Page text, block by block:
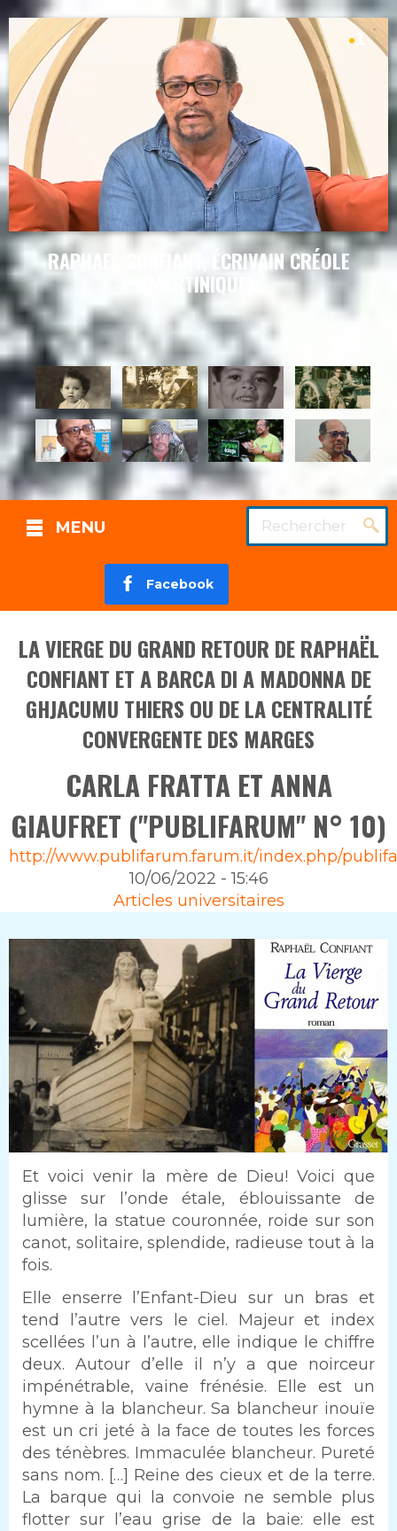
RAPHAEL CONFIANT, ÉCRIVAIN CRÉOLE
(MARTINIQUE)
MENU Rechercher
Facebook
LA VIERGE DU GRAND RETOUR DE RAPHAËL
CONFIANT ET A BARCA DI A MADONNA DE
GHJACUMU THIERS OU DE LA CENTRALITÉ
CONVERGENTE DES MARGES
CARLA FRATTA ET ANNA
GIAUFRET ("PUBLIFARUM" N° 10)
Source
http://www.publifarum.farum.it/index.php/
10/06/2022 - 15:46
Articles universitaires
Intro
Et voici venir la mère de Dieu! Voici que
glisse sur l’onde étale, éblouissante de
lumière, la statue couronnée, roide sur son
canot, solitaire, splendide, radieuse tout à la
fois.
Texte
Elle enserre l’Enfant-Dieu sur un bras et
tend l’autre vers le ciel. Majeur et index
scellées l’un à l’autre, elle indique le chiffre
deux. Autour d’elle il n’y a que noirceur
impénétrable, vaine frénésie. Elle est un
hymne à la blancheur. Sa blancheur inouïe
est un cri jeté à la face de toutes les forces
des ténèbres. Immaculée blancheur. Pureté
sans nom. […] Reine des cieux et de la terre.
La barque qui la convoie ne semble plus
flotter sur l’eau grise de la baie: elle est